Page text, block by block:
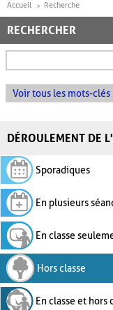
Accueil Recherche
RECHERCHER
Voir tous les mots-clés
DÉROULEMENT DE
Sporadiques
En plusieurs
En classe
Hors classe
En classe et hors